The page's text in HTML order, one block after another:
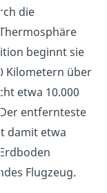
die
beginnt sie
Kilometern über
etwa 10.000
entfernteste
damit etwa
Flugzeug.